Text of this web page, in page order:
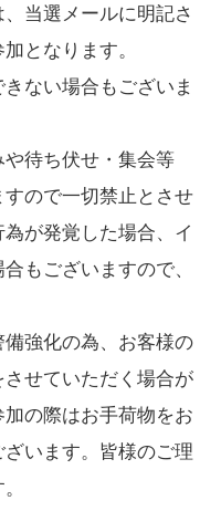
当選メールに明記さ
となります。
ない場合もございま
や待ち伏せ・集会等
ので一切禁止とさせ
が発覚した場合、イ
もございますので、
強化の為、お客様の
せていただく場合が
の際はお手荷物をお
います。皆様のご理